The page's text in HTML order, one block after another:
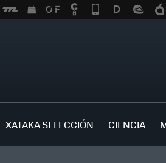
XATAKA SELECCIÓN CIENCIA